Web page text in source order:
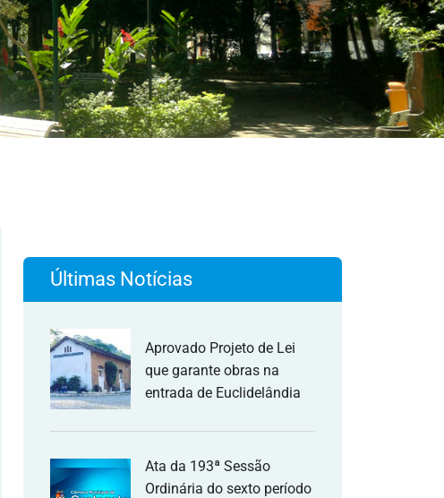
Últimas Notícias
Aprovado Projeto de Lei
que garante obras na
entrada de Euclidelândia
Ata da 193ª Sessão
Ordinária do sexto período